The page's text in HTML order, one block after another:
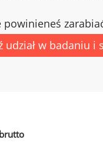
powinieneś
udział w badaniu i